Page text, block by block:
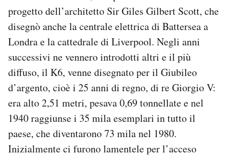
progetto dell’architetto Sir Giles Gilbert Scott, che
disegnò anche la centrale elettrica di Battersea a
Londra e la cattedrale di Liverpool. Negli anni
successivi ne vennero introdotti altri e il più
diffuso, il K6, venne disegnato per il Giubileo
d’argento, cioè i 25 anni di regno, di re Giorgio V:
era alto 2,51 metri, pesava 0,69 tonnellate e nel
1940 raggiunse i 35 mila esemplari in tutto il
paese, che diventarono 73 mila nel 1980.
Inizialmente ci furono lamentele per l’acceso